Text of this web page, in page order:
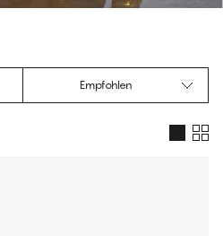
Empfohlen